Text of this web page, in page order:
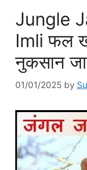
Jungle
Imli फल
नुकसान
01/01/2025 by